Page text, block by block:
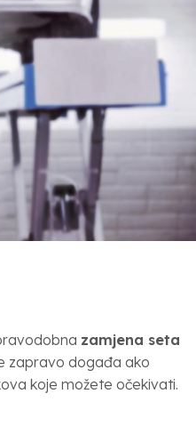
zamjena seta
zapravo događa ako
koje možete očekivati.